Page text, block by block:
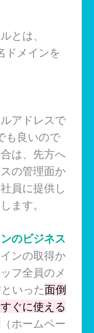
とは、
ドメインを
アドレスで
も良いので
は、先方へ
の管理面か
員に提供し
ます。
のビジネス
ンの取得か
フ全員のメ
いった面倒
ぐに使える
（ホームペー